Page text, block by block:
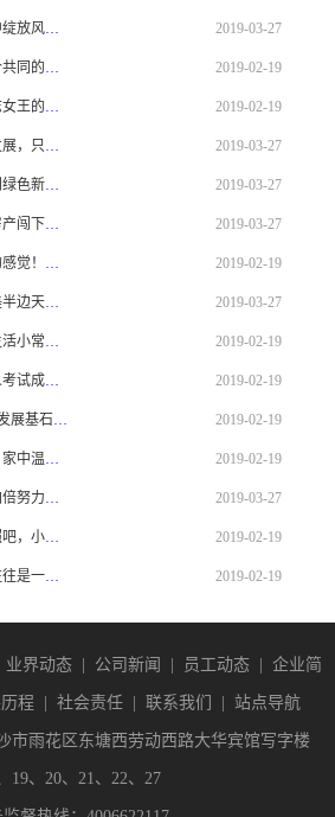
最美半边天，在奋斗中绽放风采！ 2019-03-27
所有成功人士都有一个共同的习惯，那就是立即行动！ 2019-02-19
十二年磨一剑，看励志女王的成长故事！ 2019-02-19
同学习，共进步，谋发展，只为打造更好的团队！ 2019-03-27
清扫社区护家园，共创绿色新环境！ 2019-03-27
巾帼不让须眉，投身房产闯下一片天！ 2019-03-27
微笑服务，给你甜甜的感觉！——记新环境巧克力店 2019-02-19
聚巾帼力量，撑起最美半边天——2019魅力女性分享会！ 2019-03-27
年末冲刺，这些冬日生活小常识你知道几个？ 2019-02-19
2018全国房地产经纪人考试成绩查询、领取证书等相关事项 2019-02-19
制定目标+强执行力是发展基石！——记七里香店 2019-02-19
冬至：世界天寒地冻，家中温暖如初！ 2019-02-19
成功绝不容易，还要加倍努力！——记新环境万树丹堤店 2019-03-27
新环境人快来一起晒照吧，小编帮你上圣诞头条！ 2019-02-19
胸中藏有大志的人，往往是一个很自律的人——记实习总监龙才勇 2019-02-19
业界动态 公司新闻 员工动态 企业简
程 社会责任| 联系我们 站点导航
市雨花区东塘西劳动西路大华宾馆写字楼
19、20、21、22、27